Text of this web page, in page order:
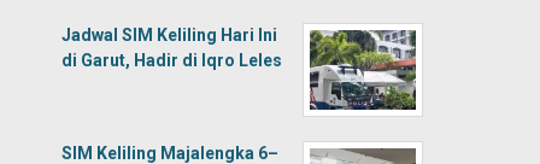
Jadwal SIM Keliling Hari Ini
di Garut, Hadir di Iqro Leles
SIM Keliling Majalengka 6–